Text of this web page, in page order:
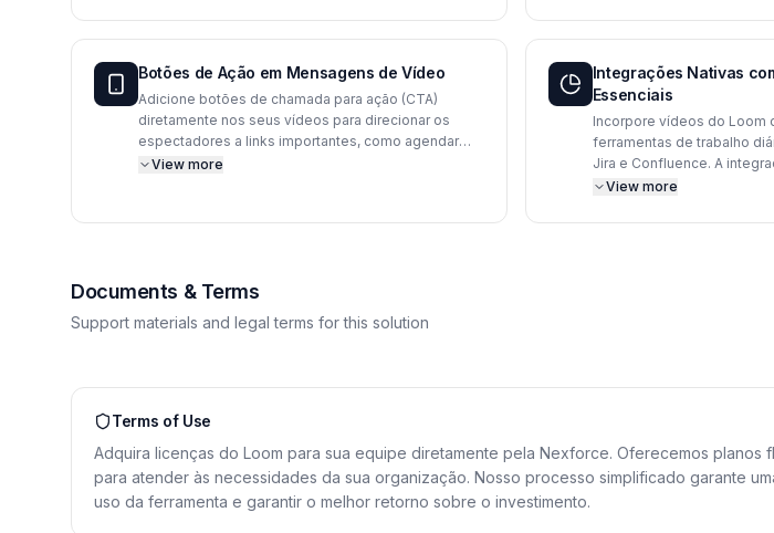
plataforma, agilizando a comunicação e a tomada de
decisões na sua empresa.
completo, melhorando a
assíncrona entre as
Botões de Ação em Mensagens de Vídeo
Adicione botões de chamada para ação (CTA)
diretamente nos seus vídeos para direcionar os
espectadores a links importantes, como agendar
uma reunião, acessar um documento ou visitar uma
interativas de vendas e engajamento com clientes.
View more
Integrações Nativas
Essenciais
Incorpore vídeos do Loom
ferramentas de trabalho
Jira e Confluence. A
vídeos sem sair da
colaboração centralizada
View more
Documents & Terms
Support materials and legal terms for this solution
Terms of Use
Adquira licenças do Loom para sua equipe diretamente pela Nexforce. Oferecemos
para atender às necessidades da sua organização. Nosso processo simplificado garante
uso da ferramenta e garantir o melhor retorno sobre o investimento.